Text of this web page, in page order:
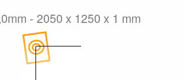
2050 x 1250 x 1 mm